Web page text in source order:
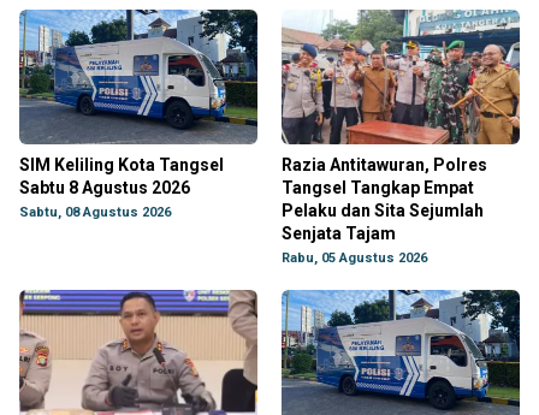
SIM Keliling Kota Tangsel
Sabtu 8 Agustus 2026
Sabtu, 08 Agustus 2026
Razia Antitawuran, Polres
Tangsel Tangkap Empat
Pelaku dan Sita Sejumlah
Senjata Tajam
Rabu, 05 Agustus 2026